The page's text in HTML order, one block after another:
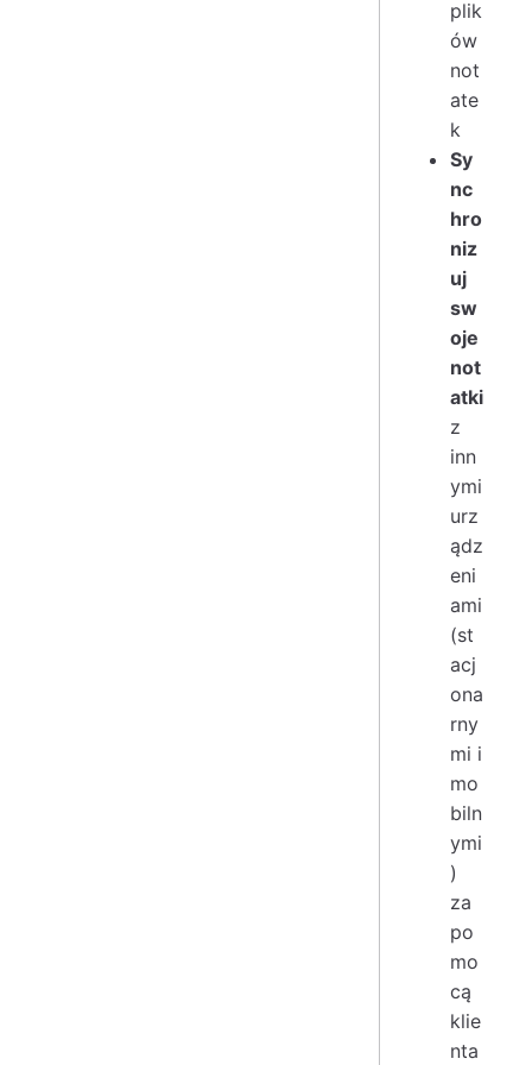
plik
ów
not
ate
k
Sy
nc
hro
niz
uj
sw
oje
not
atki
z
inn
ymi
urz
ądz
eni
ami
(st
acj
ona
rny
mi i
mo
biln
ymi
)
za
po
mo
cą
klie
nta